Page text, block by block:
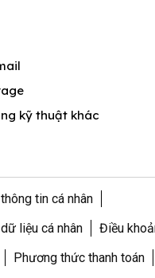
kỹ thuật khác
tin cá nhân
liệu cá nhân
Điều
Phương thức thanh toán